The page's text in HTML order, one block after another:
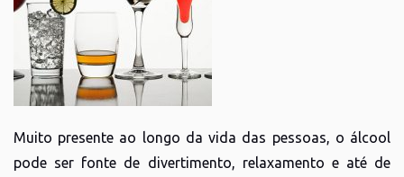
Muito presente ao longo da vida das pessoas, o álcool
pode ser fonte de divertimento, relaxamento e até de